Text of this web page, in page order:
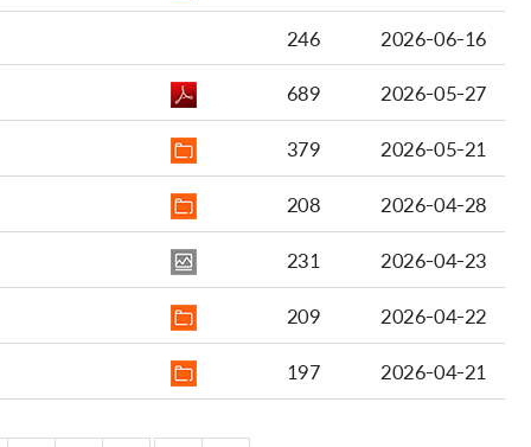
246
2026-06-16
689
2026-05-27
379
2026-05-21
208
2026-04-28
231
2026-04-23
209
2026-04-22
197
2026-04-21